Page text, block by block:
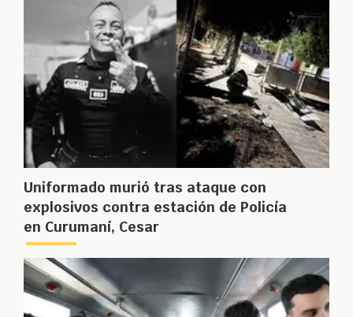
Uniformado murió tras ataque con
explosivos contra estación de Policía
en Curumaní, Cesar